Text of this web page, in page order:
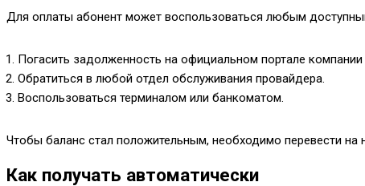
Для оплаты абонент может воспользоваться любым
Погасить задолженность на официальном портале
Обратиться в любой отдел обслуживания провайдера.
Воспользоваться терминалом или банкоматом.
Чтобы баланс стал положительным, необходимо перевести
Как получать автоматически